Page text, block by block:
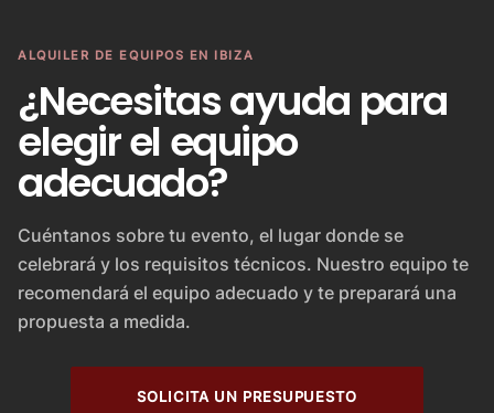
ALQUILER DE EQUIPOS EN IBIZA
¿Necesitas ayuda para
elegir el equipo
adecuado?
Cuéntanos sobre tu evento, el lugar donde se
celebrará y los requisitos técnicos. Nuestro equipo te
recomendará el equipo adecuado y te preparará una
propuesta a medida.
SOLICITA UN PRESUPUESTO